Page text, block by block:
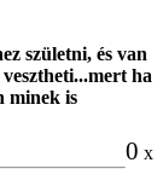
születni, és van
ha
minek is
0 x